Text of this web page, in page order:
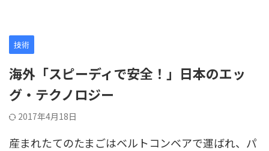
技術
海外「スピーディで安全！」日本のエッ
グ・テクノロジー
2017年4月18日
産まれたてのたまごはベルトコンベアで運ばれ、パ